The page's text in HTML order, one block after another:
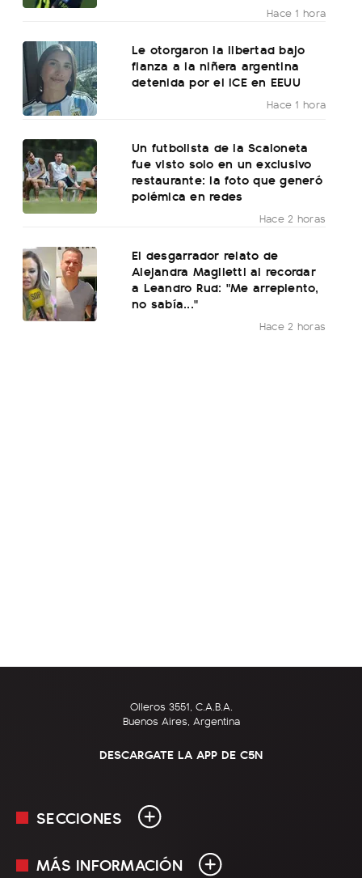
Hace 1 hora
Le otorgaron la libertad bajo
fianza a la niñera argentina
detenida por el ICE en EEUU
Hace 1 hora
Un futbolista de la Scaloneta
fue visto solo en un exclusivo
restaurante: la foto que generó
polémica en redes
Hace 2 horas
El desgarrador relato de
Alejandra Maglietti al recordar
a Leandro Rud: "Me arrepiento,
no sabía..."
Hace 2 horas
Olleros 3551, C.A.B.A.
Buenos Aires, Argentina
DESCARGATE LA APP DE C5N
SECCIONES
En Vivo
MÁS INFORMACIÓN